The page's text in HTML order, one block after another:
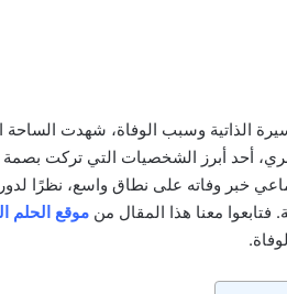
الذاتية وسبب الوفاة، شهدت الساحة
أحد أبرز الشخصيات التي تركت
خبر وفاته على نطاق واسع، نظرًا
فتابعوا معنا هذا المقال من موقع الحلم